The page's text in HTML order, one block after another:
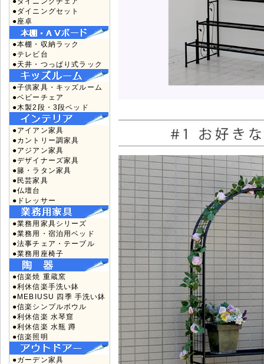
●ダイニングセット
●座卓
●本棚・収納ラック
●テレビ台
●天井・つっぱり式ラック
●子供家具・キッズルーム
●ベビーチェア
●木製2段・3段ベッド
●アイアン家具
●カントリー調家具
●アジアン家具
●デザイナーズ家具
●籐・ラタン家具
●民芸家具
●仏壇台
●ドレッサー
●業務用家具シリーズ
●業務用・宿泊用ベッド
●法事チェア・テーブル
●業務用座椅子
●信楽焼 重蔵窯
●利休信楽手洗い鉢
●MEBIUSU 四季 手洗い鉢
●信楽シンプルボウル
●利休信楽 水琴窟
●利休信楽 水瓶 蹲
●信楽照明
●ガーデン家具